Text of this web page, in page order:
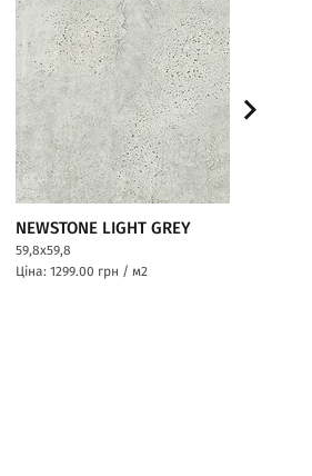
NEWSTONE LIGHT GREY
59,8x59,8
Ціна: 1299.00 грн / м2